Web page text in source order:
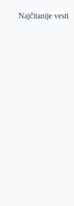
Najčitanije vesti